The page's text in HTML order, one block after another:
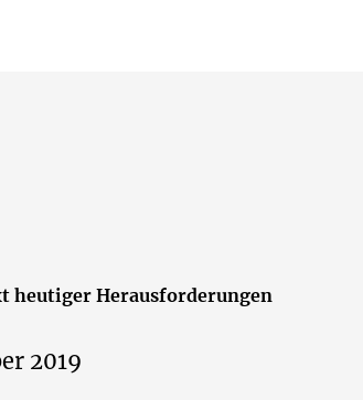
heutiger Herausforderungen
2019